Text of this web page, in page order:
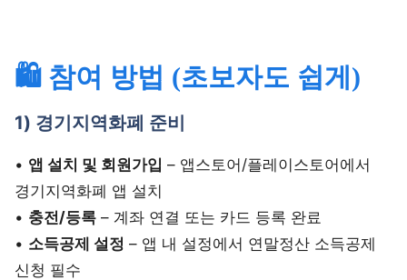
🛍️ 참여 방법 (초보자도 쉽게)
1) 경기지역화폐 준비
• 앱 설치 및 회원가입 – 앱스토어/플레이스토어에서
경기지역화폐 앱 설치
• 충전/등록 – 계좌 연결 또는 카드 등록 완료
• 소득공제 설정 – 앱 내 설정에서 연말정산 소득공제
신청 필수